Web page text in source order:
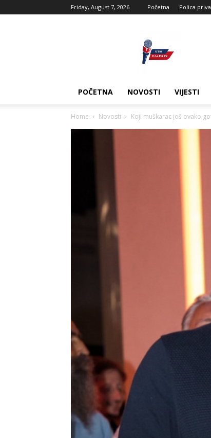
Friday, August 7, 2026 Početna Polica
POČETNA NOVOSTI VIJESTI
Home Novosti Koji muškarac još ovako